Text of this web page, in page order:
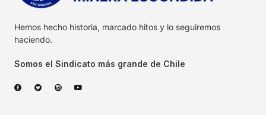
Hemos hecho historia, marcado hitos y lo seguiremos
haciendo.
Somos el Sindicato más grande de Chile